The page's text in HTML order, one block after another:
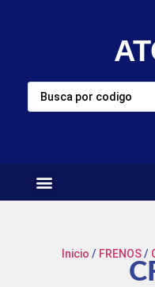
Inicio / FRENOS/